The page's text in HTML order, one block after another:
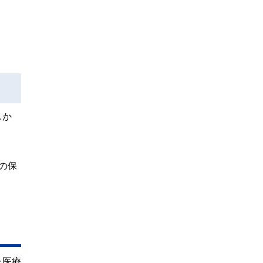
か
保